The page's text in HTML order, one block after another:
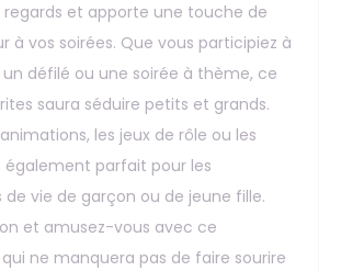
et apporte une touche de
à vos soirées. Que vous participiez à
défilé ou une soirée à thème, ce
saura séduire petits et grands.
les jeux de rôle ou les
également parfait pour les
vie de garçon ou de jeune fille.
et amusez-vous avec ce
ne manquera pas de faire sourire